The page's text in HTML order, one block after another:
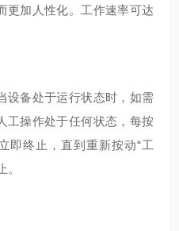
更加人性化。工作速率可达
设备处于运行状态时，如需
工操作处于任何状态，每按
即终止，直到重新按动“工